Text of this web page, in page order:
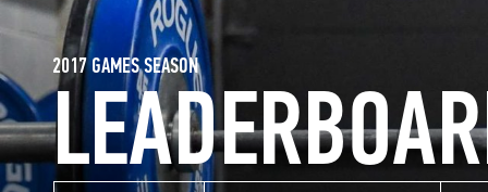
2017 GAMES SEASON